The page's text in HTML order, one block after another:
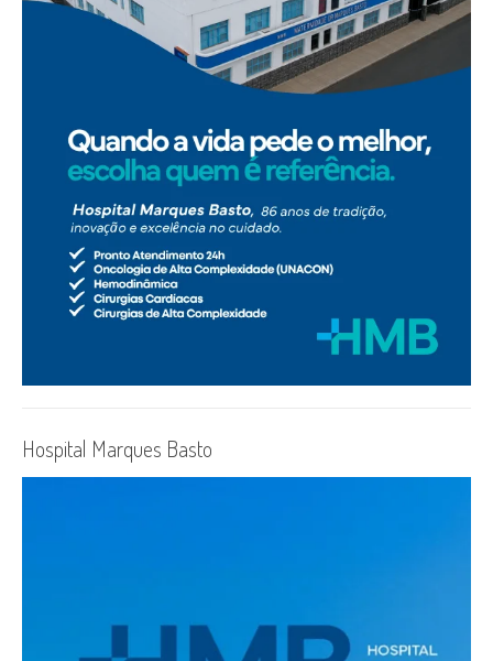
Hospital Marques Basto